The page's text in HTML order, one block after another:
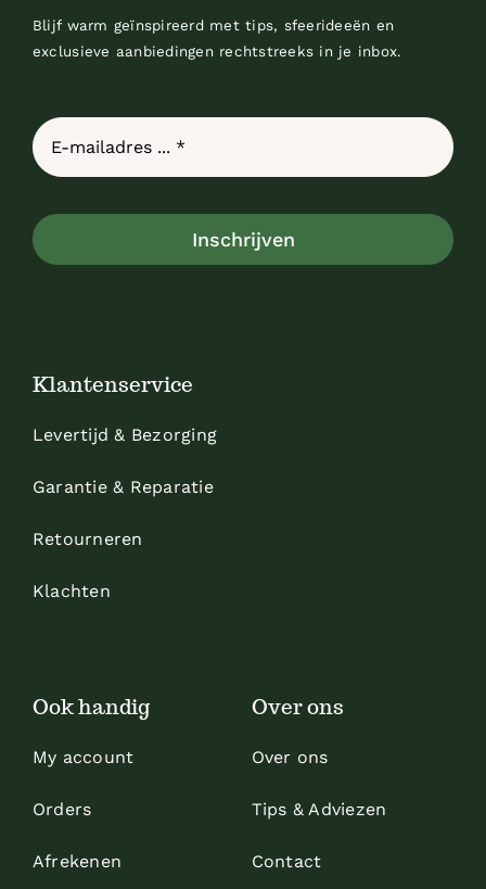
Blijf warm geïnspireerd met tips, sfeerideeën en
exclusieve aanbiedingen rechtstreeks in je inbox.
Inschrijven
Klantenservice
Levertijd & Bezorging
Garantie & Reparatie
Retourneren
Klachten
Ook handig
My account
Orders
Afrekenen
Over ons
Over ons
Tips & Adviezen
Contact